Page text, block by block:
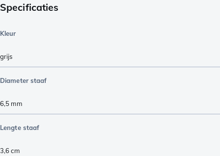
Specificaties
Kleur
grijs
Diameter staaf
6,5 mm
Lengte staaf
3,6cm